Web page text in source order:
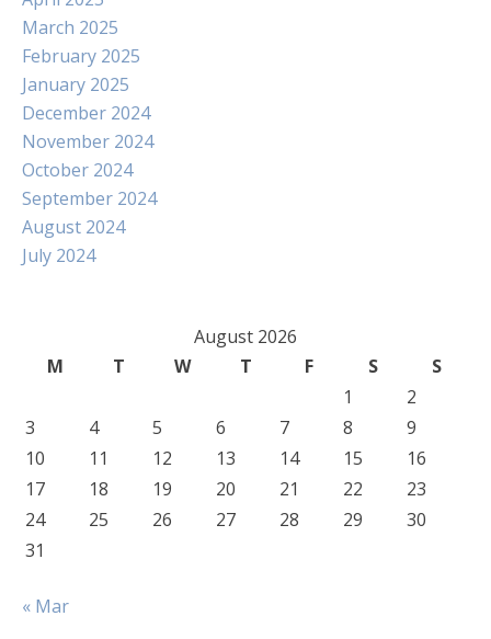
March 2025
February 2025
January 2025
December 2024
November 2024
October 2024
September 2024
August 2024
July 2024
August 2026
M
T W T F S
S
1
2
3
4 5 6 7 8
9
10
11 12 13 14 15
16
17
18 19 20 21 22
23
24
25 26 27 28 29
30
31
« Mar